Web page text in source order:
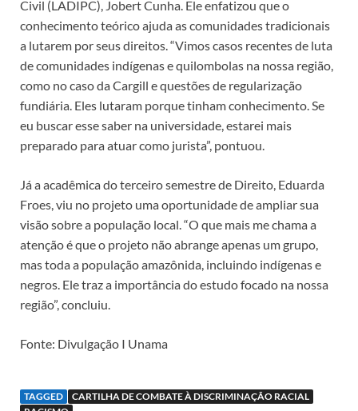
Civil (LADIPC), Jobert Cunha. Ele enfatizou que o
conhecimento teórico ajuda as comunidades tradicionais
a lutarem por seus direitos. “Vimos casos recentes de luta
de comunidades indígenas e quilombolas na nossa região,
como no caso da Cargill e questões de regularização
fundiária. Eles lutaram porque tinham conhecimento. Se
eu buscar esse saber na universidade, estarei mais
preparado para atuar como jurista”, pontuou.
Já a acadêmica do terceiro semestre de Direito, Eduarda
Froes, viu no projeto uma oportunidade de ampliar sua
visão sobre a população local. “O que mais me chama a
atenção é que o projeto não abrange apenas um grupo,
mas toda a população amazônida, incluindo indígenas e
negros. Ele traz a importância do estudo focado na nossa
região”, concluiu.
Fonte: Divulgação I Unama
TAGGED
CARTILHA DE COMBATE À DISCRIMINAÇÃO RACIAL